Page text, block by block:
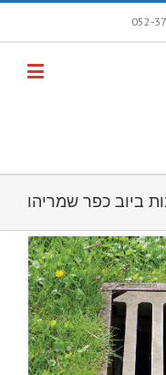
פתח
ביוב כפר שמריהו